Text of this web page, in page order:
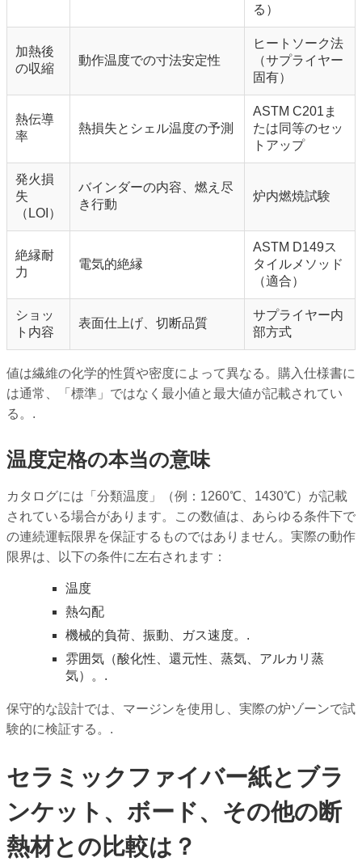
る）
加熱後
の収縮
動作温度での寸法安定性
ヒートソーク法
（サプライヤー
固有）
熱伝導
率
熱損失とシェル温度の予測
ASTM C201ま
たは同等のセッ
トアップ
発火損
失
（LOI）
バインダーの内容、燃え尽
き行動
炉内燃焼試験
絶縁耐
力
電気的絶縁
ASTM D149ス
タイルメソッド
（適合）
ショッ
ト内容
表面仕上げ、切断品質
サプライヤー内
部方式
値は繊維の化学的性質や密度によって異なる。購入仕様書に
は通常、「標準」ではなく最小値と最大値が記載されてい
る。.
温度定格の本当の意味
カタログには「分類温度」（例：1260℃、1430℃）が記載
されている場合があります。この数値は、あらゆる条件下で
の連続運転限界を保証するものではありません。実際の動作
限界は、以下の条件に左右されます：
温度
熱勾配
機械的負荷、振動、ガス速度。.
雰囲気（酸化性、還元性、蒸気、アルカリ蒸
気）。.
保守的な設計では、マージンを使用し、実際の炉ゾーンで試
験的に検証する。.
セラミックファイバー紙とブラ
ンケット、ボード、その他の断
熱材との比較は？